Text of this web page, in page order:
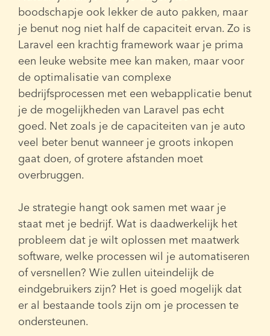
boodschapje ook lekker de auto pakken, maar
je benut nog niet half de capaciteit ervan. Zo is
Laravel een krachtig framework waar je prima
een leuke website mee kan maken, maar voor
de optimalisatie van complexe
bedrijfsprocessen met een webapplicatie benut
je de mogelijkheden van Laravel pas echt
goed. Net zoals je de capaciteiten van je auto
veel beter benut wanneer je groots inkopen
gaat doen, of grotere afstanden moet
overbruggen.
Je strategie hangt ook samen met waar je
staat met je bedrijf. Wat is daadwerkelijk het
probleem dat je wilt oplossen met maatwerk
software, welke processen wil je automatiseren
of versnellen? Wie zullen uiteindelijk de
eindgebruikers zijn? Het is goed mogelijk dat
er al bestaande tools zijn om je processen te
ondersteunen.